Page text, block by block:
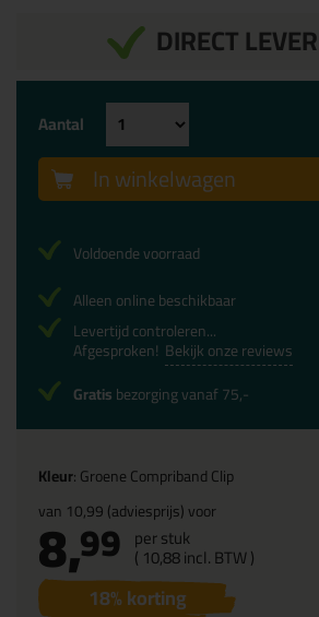
DIRECT
Kleur: Groene Compriband Clip
van 10,99(adviesprijs) voor
8,99 per stuk
( 10,88incl. BTW )
18% korting
Aantal
In winkelwagen
Voldoende voorraad
Alleen online beschikbaar
Levertijd controleren...
Afgesproken! Bekijk onze reviews
Gratisbezorging vanaf 75,-